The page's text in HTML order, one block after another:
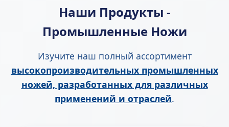
Наши Продукты -
Промышленные Ножи
Изучите наш полный ассортимент
высокопроизводительных промышленных
ножей, разработанных для различных
применений и отраслей.